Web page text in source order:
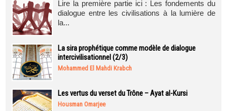
Lire la première partie ici : Les fondements du
dialogue entre les civilisations à la lumière de
la...
La sira prophétique comme modèle de dialogue
intercivilisationnel (2/3)
Mohammed El Mahdi Krabch
Les vertus du verset du Trône – Ayat al-Kursi
Housman Omarjee